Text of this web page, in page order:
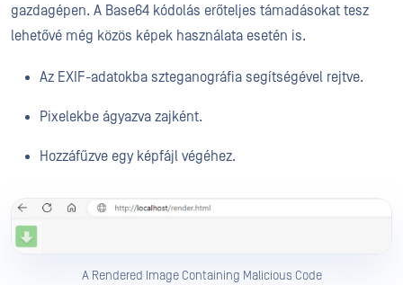
gazdagépen. A Base64 kódolás erőteljes támadásokat tesz
lehetővé még közös képek használata esetén is.
Az EXIF-adatokba szteganográfia segítségével rejtve.
Pixelekbe ágyazva zajként.
Hozzáfűzve egy képfájl végéhez.
A Rendered Image Containing Malicious Code